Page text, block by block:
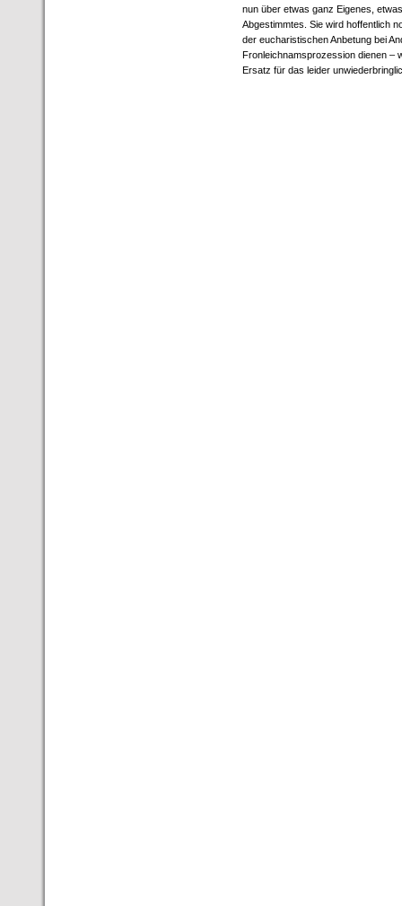
nun über etwas ganz Eigenes,
Abgestimmtes. Sie wird hoffentlich
der eucharistischen Anbetung bei
Fronleichnamsprozession dienen –
Ersatz für das leider